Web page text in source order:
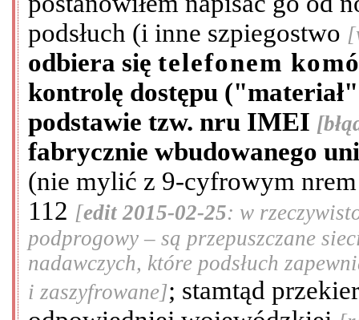
podsłuch (i inne szpiegostwo
odbiera się telefonem
kontrolę dostępu
podstawie tzw. nru IMEI
fabrycznie wbudowanego
(nie mylić z 9-cyfrowym
112 [edit 2015-02-25: w
podprogowy – są przepuszczane
nadawczych, które podsłuch
i zaszyfrowane]; stamtąd